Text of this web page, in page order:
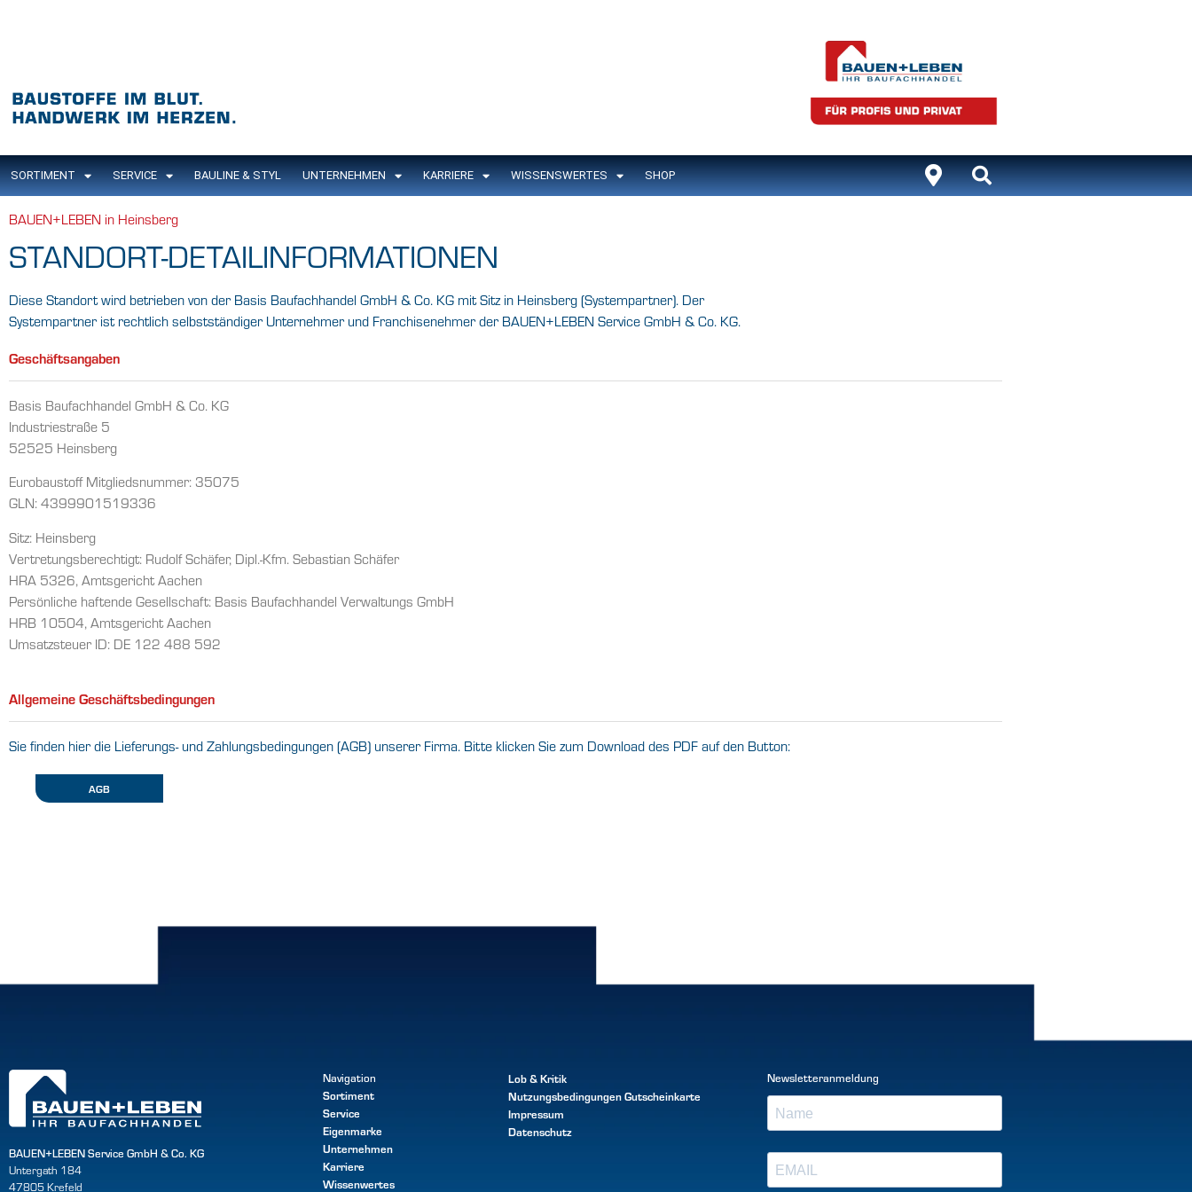
SORTIMENT SERVICE BAULINE & STYL UNTERNEHMEN KARRIERE WISSENSWERTES SHOP
BAUEN+LEBEN in Heinsberg
STANDORT-DETAILINFORMATIONEN
Diese Standort wird betrieben von der Basis Baufachhandel GmbH & Co. KG mit Sitz in Heinsberg (Systempartner). Der
Systempartner ist rechtlich selbstständiger Unternehmer und Franchisenehmer der BAUEN+LEBEN Service GmbH & Co. KG.
Geschäftsangaben
Basis Baufachhandel GmbH & Co. KG
Industriestraße 5
52525 Heinsberg
Eurobaustoff Mitgliedsnummer: 35075
GLN: 4399901519336
Sitz: Heinsberg
Vertretungsberechtigt: Rudolf Schäfer, Dipl.-Kfm. Sebastian Schäfer
HRA 5326, Amtsgericht Aachen
Persönliche haftende Gesellschaft: Basis Baufachhandel Verwaltungs GmbH
HRB 10504, Amtsgericht Aachen
Umsatzsteuer ID: DE 122 488 592
Allgemeine Geschäftsbedingungen
Sie finden hier die Lieferungs- und Zahlungsbedingungen (AGB) unserer Firma. Bitte klicken Sie zum Download des PDF auf den Button:
AGB
BAUEN+LEBEN Service GmbH & Co. KG
Untergath 184
47805 Krefeld
Navigation
Sortiment
Service
Eigenmarke
Unternehmen
Karriere
Wissenwertes
Lob & Kritik
NutzungsbedingungenGutscheinkarte
Impressum
Datenschutz
Newsletteranmeldung